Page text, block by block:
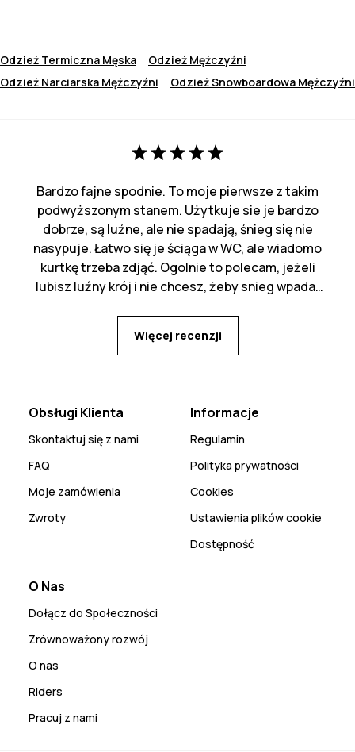
Odzież Termiczna Męska
Odzież Mężczyźni
Odzież Narciarska Mężczyźni
Odzież Snowboardowa Mężczyźni
Bardzo fajne spodnie. To moje pierwsze z takim
podwyższonym stanem. Użytkuje sie je bardzo
dobrze, są luźne, ale nie spadają, śnieg się nie
nasypuje. Łatwo się je ściąga w WC, ale wiadomo
kurtkę trzeba zdjąć. Ogolnie to polecam, jeżeli
lubisz luźny krój i nie chcesz, żeby snieg wpadał
Więcej recenzji
Obsługi Klienta
Skontaktuj się z nami
FAQ
Moje zamówienia
Zwroty
Informacje
Regulamin
Polityka prywatności
Cookies
Ustawienia plików cookie
Dostępność
O Nas
Dołącz do Społeczności
Zrównoważony rozwój
O nas
Riders
Pracuj z nami